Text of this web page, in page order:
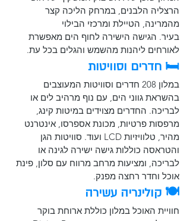
הרצליה הלבנים, במרחק הליכה קצר
מהמרינה, הטיילת ומרכזי הבילוי
בעיר. הגישה הישירה לחוף הים מאפשרת
לאורחים ליהנות מהשמש והגלים בכל עת.​
🛏️ חדרים וסוויטות
במלון 208 חדרים וסוויטות המעוצבים
בהשראת גווני הים, עם נוף מרהיב לים או
לבריכה. החדרים מצוידים במיטות קינג,
מרפסות פרטיות, מכונת אספרסו, אינטרנט
מהיר, טלוויזיות LCD ועוד. סוויטות הגן
והטראסה כוללות גישה ישירה לגינה או
לבריכה, ומציעות מרחב מרווח עם סלון, פינת
אוכל וחדר רחצה מפנק. ​
🍽️ קולינריה עשירה
חוויית האוכל במלון כוללת ארוחת בוקר